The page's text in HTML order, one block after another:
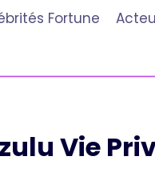
Fortune
Vie